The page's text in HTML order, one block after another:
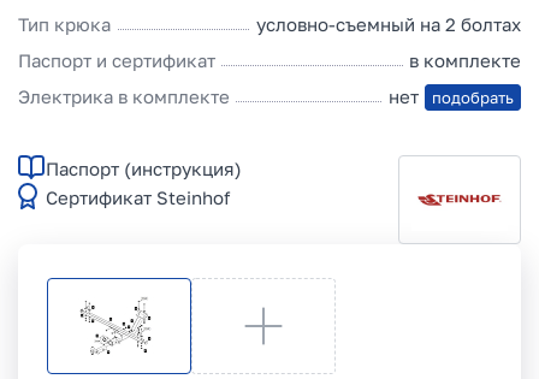
Тип крюка
условно-съемный на 2 болтах
Паспорт и сертификат
в комплекте
Электрика в комплекте
нет подобрать
Паспорт (инструкция)
Сертификат Steinhof